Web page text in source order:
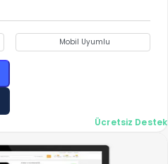
Ücretsiz Destek
Mobil Uyumlu